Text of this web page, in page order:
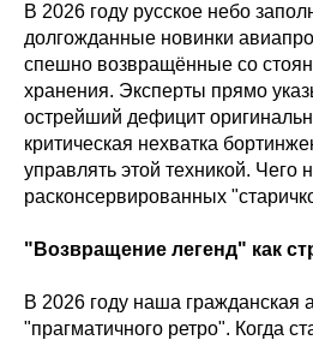
В 2026 году русское небо
долгожданные новинки
спешно возвращённые со
хранения. Эксперты прямо
острейший дефицит
критическая нехватка
управлять этой техникой. Чего
расконсервированных
"Возвращение легенд" как
В 2026 году наша гражданская
"прагматичного ретро". Когда